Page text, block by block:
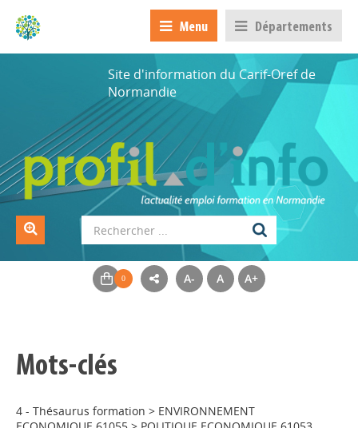
Menu Départements
Site d'information du Carif-Oref de
Normandie
A- A A+
Mots-clés
4 - Thésaurus formation > ENVIRONNEMENT